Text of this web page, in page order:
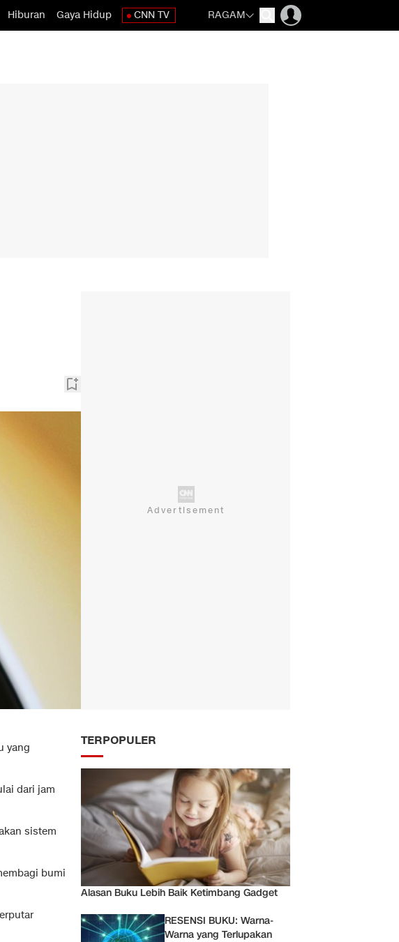
Hiburan Gaya Hidup CNN TV RAGAM
yang
dari jam
sistem
bumi
TERPOPULER
Alasan Buku Lebih Baik Ketimbang Gadget
RESENSI BUKU: Warna-
Warna yang Terlupakan